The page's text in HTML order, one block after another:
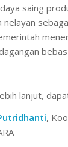
saing
nelayan
lanjut,
,